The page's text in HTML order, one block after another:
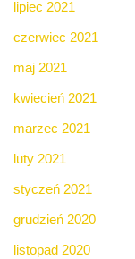
lipiec 2021
czerwiec 2021
maj 2021
kwiecień 2021
marzec 2021
luty 2021
styczeń 2021
grudzień 2020
listopad 2020